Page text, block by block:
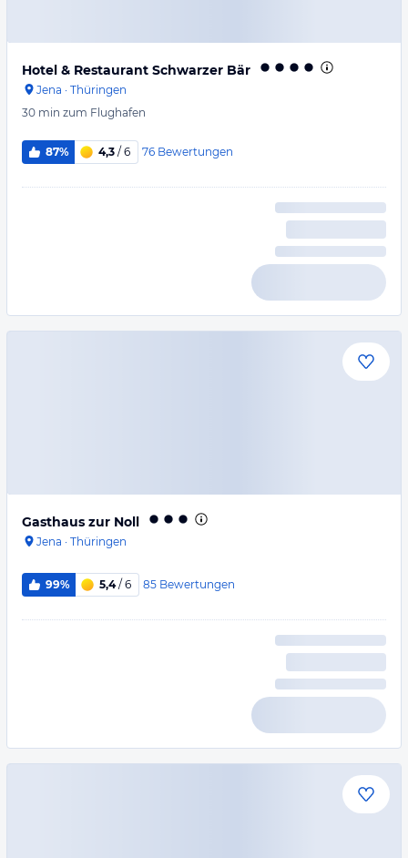
Hotel & Restaurant Schwarzer Bär
Jena · Thüringen
30 min zum Flughafen
87% 4,3 / 6 76 Bewertungen
Gasthaus zur Noll
Jena · Thüringen
99% 5,4/ 6 85 Bewertungen